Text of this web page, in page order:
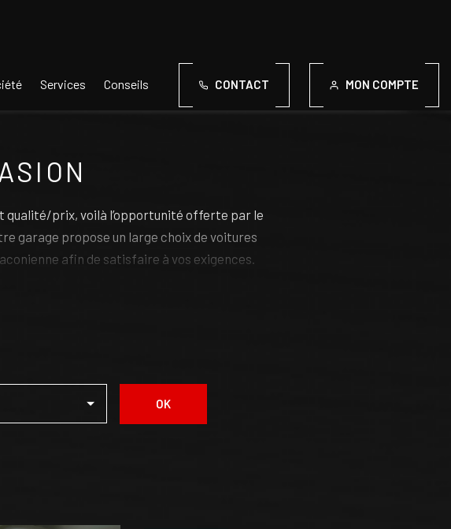
Services Conseils CONTACT MON COMPTE
qualité/prix, voilà l’opportunité offerte par le
garage propose un large choix de voitures
afin de satisfaire à vos exigences.
de faire son choix en toute sérénité.
OK